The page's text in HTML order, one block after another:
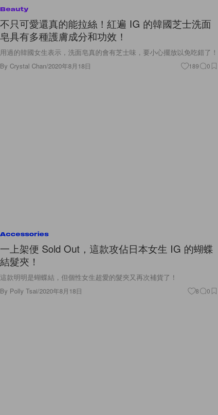
Beauty
不只可愛還真的能拉絲！紅遍 IG 的韓國芝士洗面
皂具有多種護膚成分和功效！
用過的韓國女生表示，洗面皂真的會有芝士味，要小心擺放以免吃錯了！
By Crystal Chan/2020年8月18日 189 0
Accessories
一上架便 Sold Out，這款攻佔日本女生 IG 的蝴蝶
結髮夾！
這款明明是蝴蝶結，但個性女生超愛的髮夾又再次補貨了！
By Polly Tsai/2020年8月18日 8 0